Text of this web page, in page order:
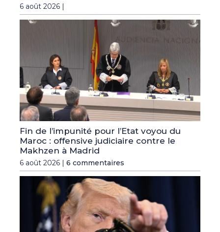
6 août 2026 |
Fin de l’impunité pour l’Etat voyou du
Maroc : offensive judiciaire contre le
Makhzen à Madrid
6 août 2026 | 6 commentaires